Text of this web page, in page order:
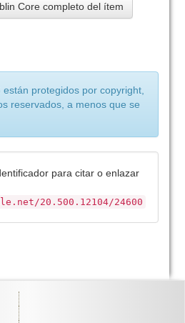
Core completo del ítem
protegidos por copyright,
reservados, a menos que se
para citar o enlazar
20.500.12104/24600